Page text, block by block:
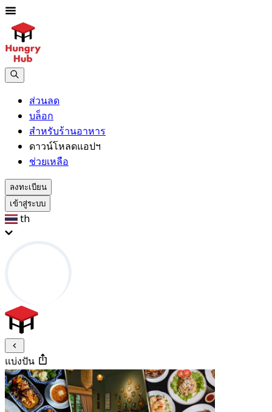
ส่วนลด
บล็อก
สำหรับร้านอาหาร
ดาวน์โหลดแอปฯ
ช่วยเหลือ
ลงทะเบียน
เข้าสู่ระบบ
th
แบ่งปัน